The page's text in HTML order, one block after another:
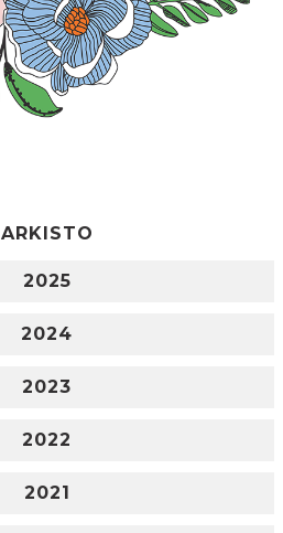
ARKISTO
2025
2024
2023
2022
2021